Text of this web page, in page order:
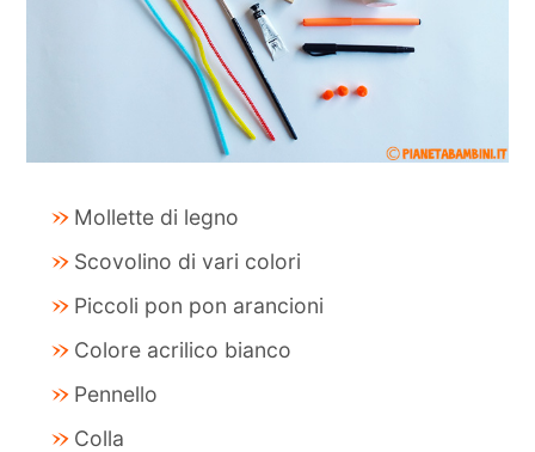
Mollette di legno
Scovolino di vari colori
Piccoli pon pon arancioni
Colore acrilico bianco
Pennello
Colla